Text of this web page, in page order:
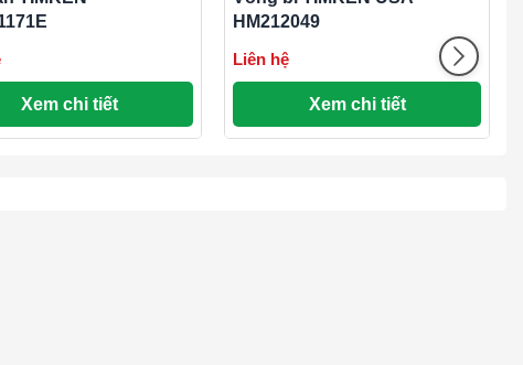
Xem chi tiết
HM212049
Liên hệ
Xem chi tiết